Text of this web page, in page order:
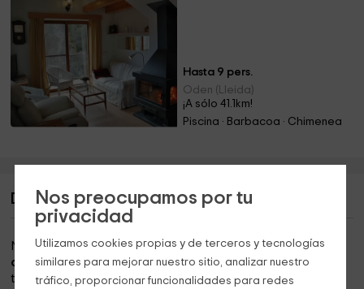
Nos preocupamos por tu
privacidad
Utilizamos cookies propias y de terceros y tecnologías
similares para mejorar nuestro sitio, analizar nuestro
tráfico, proporcionar funcionalidades para redes
Hasta 9 pers.
Oden (Lleida)
¡A sólo 41.1km!
Piscina · Barbacoa · Chimenea
Descripción de Cal Taverner
Nuestro alojamiento se encuentra dentro de lazona
de Montsonís,que es un espacio en el que disfrutar del
turismo rural que ofrece laprovincia de Lleida.